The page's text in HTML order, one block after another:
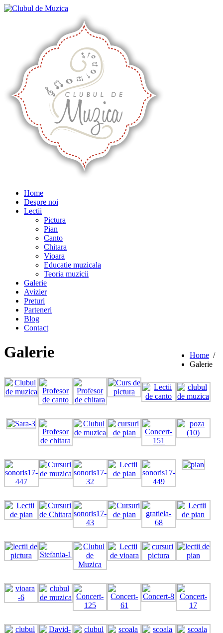
Home
Despre noi
Lectii
Pictura
Pian
Canto
Chitara
Vioara
Educatie muzicala
Teoria muzicii
Galerie
Avizier
Preturi
Parteneri
Blog
Contact
Home /
Galerie
Galerie